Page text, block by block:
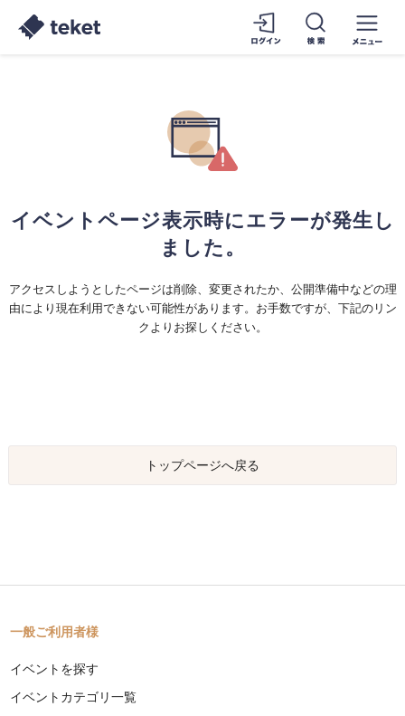
イベントページ表示時にエラーが発生し
ました。
アクセスしようとしたページは削除、変更されたか、公開準備中などの理
由により現在利用できない可能性があります。お手数ですが、下記のリン
クよりお探しください。
トップページへ戻る
一般ご利用者様
イベントを探す
イベントカテゴリ一覧